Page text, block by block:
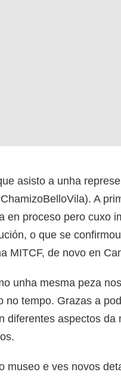
asisto a unha
A
en proceso pero cuxo
o que se
MITCF, de novo en
unha mesma peza
no tempo. Grazas a
diferentes aspectos
museo e ves novos